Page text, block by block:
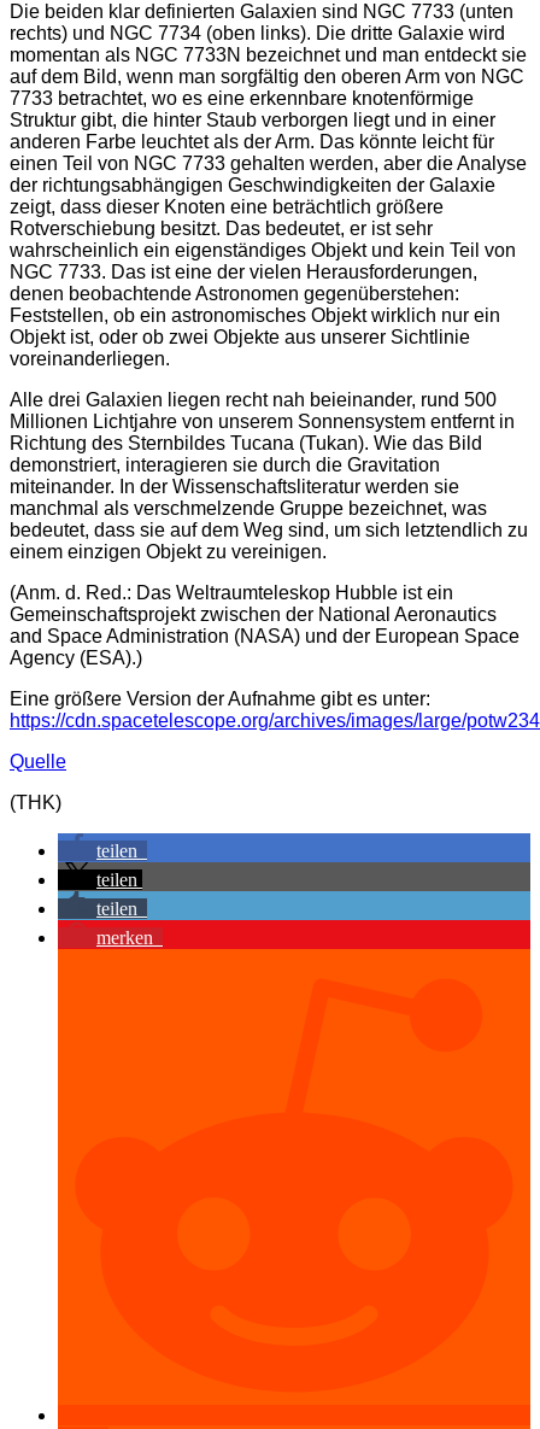
Die beiden klar definierten Galaxien sind NGC 7733 (unten
rechts) und NGC 7734 (oben links). Die dritte Galaxie wird
momentan als NGC 7733N bezeichnet und man entdeckt sie
auf dem Bild, wenn man sorgfältig den oberen Arm von NGC
7733 betrachtet, wo es eine erkennbare knotenförmige
Struktur gibt, die hinter Staub verborgen liegt und in einer
anderen Farbe leuchtet als der Arm. Das könnte leicht für
einen Teil von NGC 7733 gehalten werden, aber die Analyse
der richtungsabhängigen Geschwindigkeiten der Galaxie
zeigt, dass dieser Knoten eine beträchtlich größere
Rotverschiebung besitzt. Das bedeutet, er ist sehr
wahrscheinlich ein eigenständiges Objekt und kein Teil von
NGC 7733. Das ist eine der vielen Herausforderungen,
denen beobachtende Astronomen gegenüberstehen:
Feststellen, ob ein astronomisches Objekt wirklich nur ein
Objekt ist, oder ob zwei Objekte aus unserer Sichtlinie
voreinanderliegen.
Alle drei Galaxien liegen recht nah beieinander, rund 500
Millionen Lichtjahre von unserem Sonnensystem entfernt in
Richtung des Sternbildes Tucana (Tukan). Wie das Bild
demonstriert, interagieren sie durch die Gravitation
miteinander. In der Wissenschaftsliteratur werden sie
manchmal als verschmelzende Gruppe bezeichnet, was
bedeutet, dass sie auf dem Weg sind, um sich letztendlich zu
einem einzigen Objekt zu vereinigen.
(Anm. d. Red.: Das Weltraumteleskop Hubble ist ein
Gemeinschaftsprojekt zwischen der National Aeronautics
and Space Administration (NASA) und der European Space
Agency (ESA).)
Eine größere Version der Aufnahme gibt es unter:
https://cdn.spacetelescope.org/archives/images/large/
Quelle
(THK)
teilen
teilen
teilen
merken